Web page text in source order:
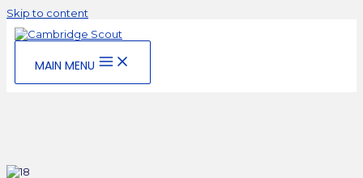
Skip to content
MAIN MENU